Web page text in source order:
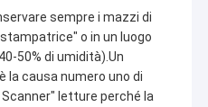
sempre i mazzi di
o in un luogo
50% di umidità).Un
la causa numero uno di
letture perché la